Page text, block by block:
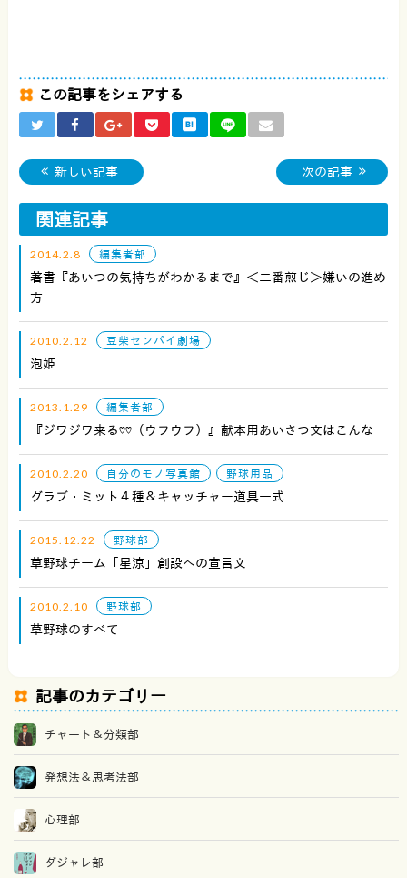
この記事をシェアする
新しい記事 次の記事
関連記事
2014.2.8 編集者部
著書『あいつの気持ちがわかるまで』＜二番煎じ＞嫌いの進め
方
2010.2.12 豆柴センパイ劇場
泡姫
2013.1.29 編集者部
『ジワジワ来る♡♡（ウフウフ）』献本用あいさつ文はこんな
2010.2.20 自分のモノ写真館 野球用品
グラブ・ミット４種＆キャッチャー道具一式
2015.12.22 野球部
草野球チーム「星涼」創設への宣言文
2010.2.10 野球部
草野球のすべて
記事のカテゴリー
チャート＆分類部
発想法＆思考法部
心理部
ダジャレ部